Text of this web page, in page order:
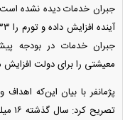
جبران خدمات در بودجه
معیشتی را برای دولت
پژمانفر با بیان این‌که